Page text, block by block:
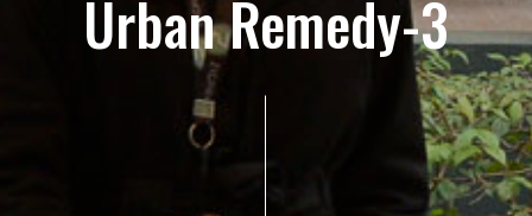
Urban Remedy-3